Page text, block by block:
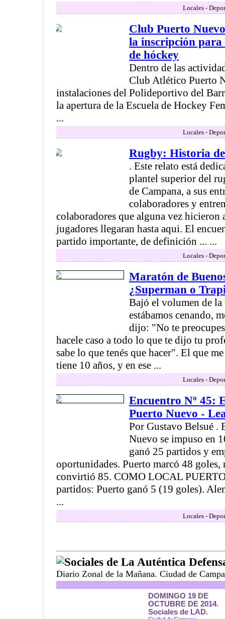
Locales -
Club Puerto
la inscripción
de hóckey
Dentro de las
Club Atlético Puerto
instalaciones del Polideportivo del
la apertura de la Escuela de Hockey
...
Locales -
Rugby: Historia
. Este relato está
plantel superior del
de Campana, a sus
colaboradores y
colaboradores que alguna vez hicieron
jugadores llegaran hasta aqui. El
partido importante, de definición ... ...
Locales -
Maratón de
¿Superman o
Bajó el volumen de
estábamos cenando,
dijo: "No te
hacele caso a todo lo que te dijo tu
sabe lo que tenés que hacer". El que
tiene 10 años, y en ese ...
Locales -
Encuentro Nº 45:
Puerto Nuevo -
Por Gustavo Belsué .
Nuevo se impuso en
ganó 25 partidos y
oportunidades. Puerto marcó 48 goles,
convirtió 85. COMO LOCAL
partidos: Puerto ganó 5 (19 goles).
...
Locales -
Sociales de La Auténtica
Diario Zonal de la Mañana. Ciudad de
DOMINGO 19 DE
OCTUBRE DE 2014.
Sociales de LAD.